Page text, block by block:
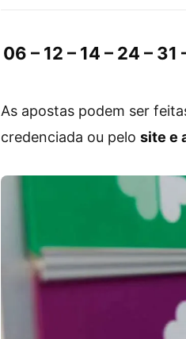
06 – 12 – 14 – 24 –
As apostas podem ser
credenciada ou pelo site e